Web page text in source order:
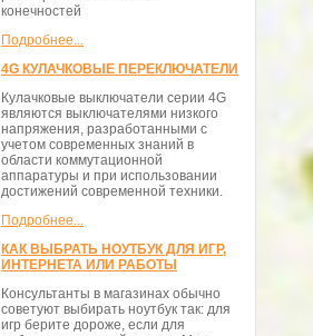
конечностей
Подробнее...
4G КУЛАЧКОВЫЕ ПЕРЕКЛЮЧАТЕЛИ
Кулачковые выключатели серии 4G
являются выключателями низкого
напряжения, разработанными с
учетом современных знаний в
области коммутационной
аппаратуры и при использовании
достижений современной техники.
Подробнее...
КАК ВЫБРАТЬ НОУТБУК ДЛЯ ИГР,
ИНТЕРНЕТА ИЛИ РАБОТЫ
Консультанты в магазинах обычно
советуют выбирать ноутбук так: для
игр берите дороже, если для